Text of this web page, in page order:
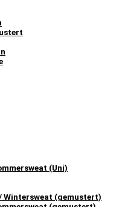
(Uni)
Wintersweat (gemustert)